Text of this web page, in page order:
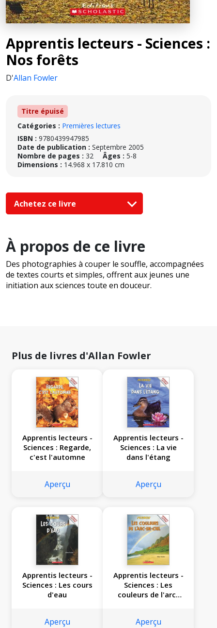
Apprentis lecteurs - Sciences :
Nos forêts
D'Allan Fowler
Titre épuisé
Catégories : Premières lectures
ISBN : 9780439947985
Date de publication : Septembre 2005
Nombre de pages : 32 Âges : 5-8
Dimensions : 14.968 x 17.810 cm
Achetez ce livre
À propos de ce livre
Des photographies à couper le souffle, accompagnées
de textes courts et simples, offrent aux jeunes une
initiation aux sciences toute en douceur.
Plus de livres d'Allan Fowler
Apprentis lecteurs -
Sciences : Regarde,
c'est l'automne
Aperçu
Apprentis lecteurs -
Sciences : La vie
dans l'étang
Aperçu
Apprentis lecteurs -
Sciences : Les cours
d'eau
Aperçu
Apprentis lecteurs -
Sciences : Les
couleurs de l'arc-
Aperçu